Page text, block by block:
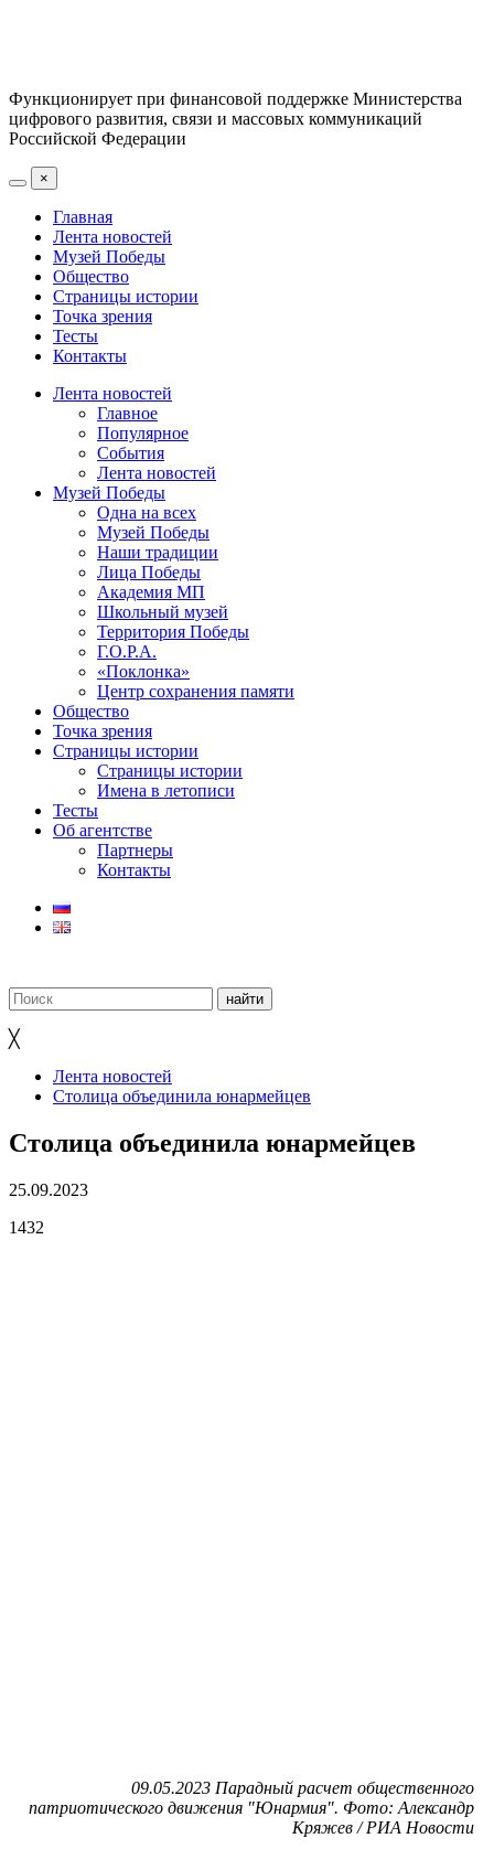
Функционирует при финансовой поддержке Министерства
цифрового развития, связи и массовых коммуникаций
Российской Федерации
×
Главная
Лента новостей
Музей Победы
Общество
Страницы истории
Точка зрения
Тесты
Контакты
Лента новостей
Главное
Популярное
События
Лента новостей
Музей Победы
Одна на всех
Музей Победы
Наши традиции
Лица Победы
Академия МП
Школьный музей
Территория Победы
Г.О.Р.А.
«Поклонка»
Центр сохранения памяти
Общество
Точка зрения
Страницы истории
Страницы истории
Имена в летописи
Тесты
Об агентстве
Партнеры
Контакты
╳
Лента новостей
Столица объединила юнармейцев
Столица объединила юнармейцев
25.09.2023
1432
09.05.2023 Парадный расчет общественного
патриотического движения "Юнармия". Фото: Александр
Кряжев / РИА Новости